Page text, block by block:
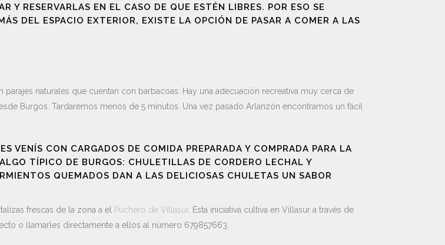
Y RESERVARLAS EN EL CASO DE QUE ESTÉN LIBRES. POR ESO SE
DEL ESPACIO EXTERIOR, EXISTE LA OPCIÓN DE PASAR A COMER A LAS
naturales que cuentan con barbacoas. Hay una adecuación recreativa muy cerca de
Burgos. Tardaremos menos de 5 minutos. Una vez pasado Arlanzón encontramos un fácil
VENÍS CON CARGADOS DE COMIDA PREPARADA Y COMPRADA PARA LA
TÍPICO DE BURGOS: CHULETILLAS DE CORDERO LECHAL Y
QUEMADOS DAN A LAS DELICIOSAS CHULETAS UN SABOR
frescas de la zona a el Puchero de Villasur. Esta iniciativa cultiva en Villasur a través de
o llamarles directamente a ellos al número 679857663.